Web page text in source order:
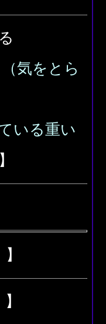
気をとら
いる重い
】
】
】